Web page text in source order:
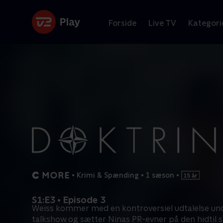
Forside Live TV
• Krimi & Spænding • 1 sæson •
S1:E3 • Episode 3
Weiss kommer med en kontroversiel udtalelse
talkshow og sætter Ninas PR-evner på den hidtil